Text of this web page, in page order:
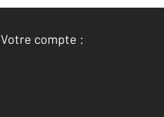
Votre compte :
Accéder à mon compte